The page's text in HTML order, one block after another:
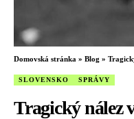
Domovská stránka » Blog » Tragický
SLOVENSKO SPRÁVY
Tragický nález